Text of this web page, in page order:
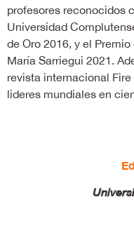
profesores reconocidos
Universidad
de Oro 2016, y el
María Sarriegui 2021.
revista internacional
lideres mundiales en